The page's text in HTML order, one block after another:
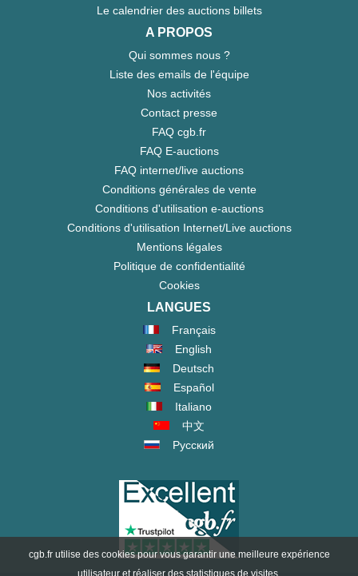
Le calendrier des auctions billets
A PROPOS
Qui sommes nous ?
Liste des emails de l'équipe
Nos activités
Contact presse
FAQ cgb.fr
FAQ E-auctions
FAQ internet/live auctions
Conditions générales de vente
Conditions d'utilisation e-auctions
Conditions d'utilisation Internet/Live auctions
Mentions légales
Politique de confidentialité
Cookies
LANGUES
Français
English
Deutsch
Español
Italiano
中文
Русский
cgb.fr utilise des cookies pour vous garantir une meilleure expérience